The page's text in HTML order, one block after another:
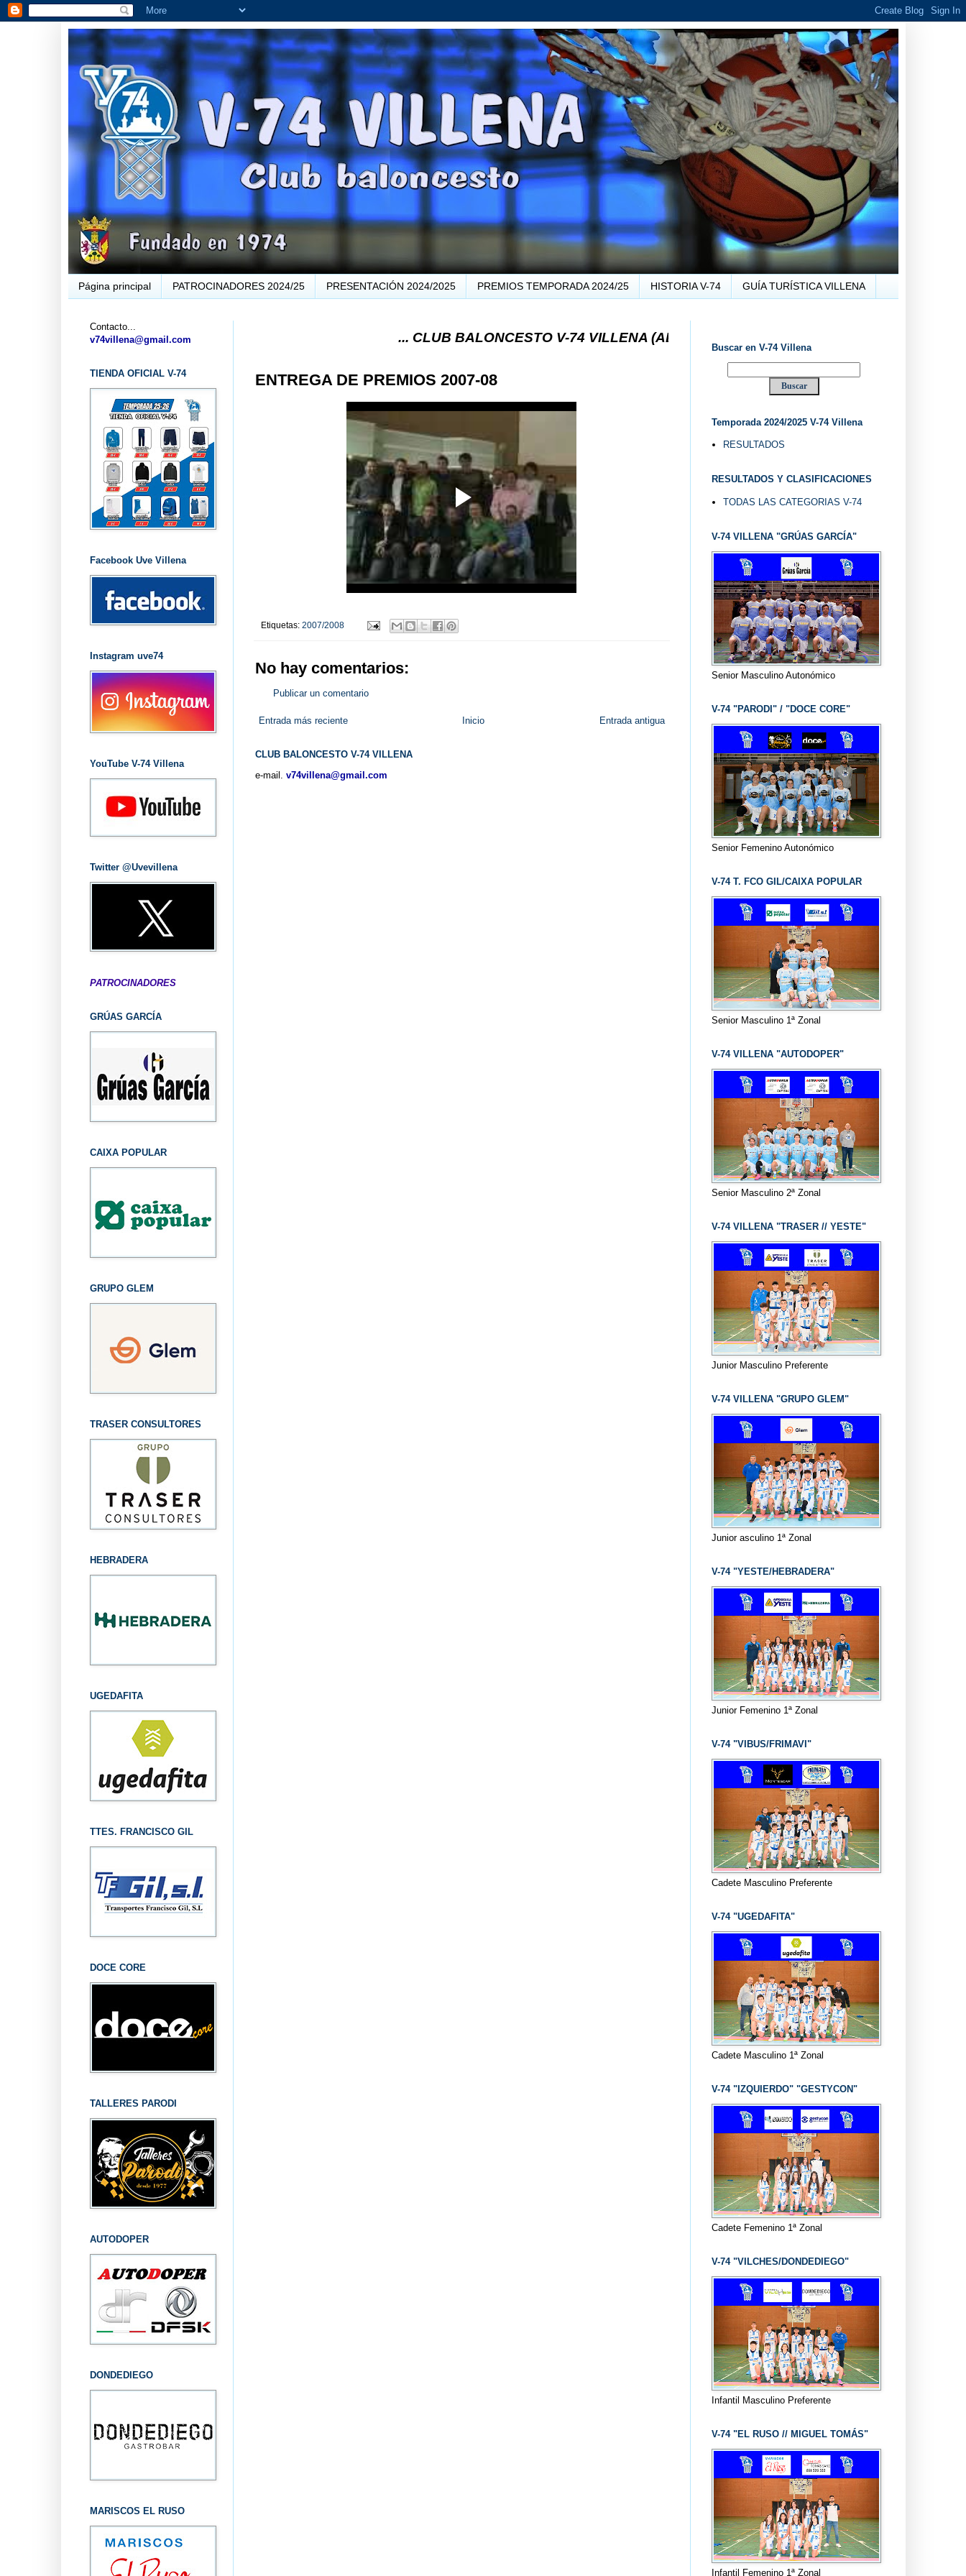
Página principal PATROCINADORES 2024/25 PRESENTACIÓN 2024/2025 PREMIOS TEMPORADA 2024/25 HISTORIA V-74 GUÍA TURÍSTICA VILLENA
... CLUB BALONCESTO V-74 VILLENA (ALICANTE) ... V-74 VILLENA DESDE 1.974 ... EL "UVE"
ENTREGA DE PREMIOS 2007-08
Etiquetas: 2007/2008
No hay comentarios:
Publicar un comentario
Entrada más reciente Entrada antigua
Inicio
CLUB BALONCESTO V-74 VILLENA
e-mail. v74villena@gmail.com
Contacto...
v74villena@gmail.com
TIENDA OFICIAL V-74
Facebook Uve Villena
Instagram uve74
YouTube V-74 Villena
Twitter @Uvevillena
PATROCINADORES
GRÚAS GARCÍA
CAIXA POPULAR
GRUPO GLEM
TRASER CONSULTORES
HEBRADERA
UGEDAFITA
TTES. FRANCISCO GIL
DOCE CORE
TALLERES PARODI
AUTODOPER
DONDEDIEGO
MARISCOS EL RUSO
Buscar en V-74 Villena
Temporada 2024/2025 V-74 Villena
RESULTADOS
RESULTADOS Y CLASIFICACIONES
TODAS LAS CATEGORIAS V-74
V-74 VILLENA "GRÚAS GARCÍA"
Senior Masculino Autonómico
V-74 "PARODI" / "DOCE CORE"
Senior Femenino Autonómico
V-74 T. FCO GIL/CAIXA POPULAR
Senior Masculino 1ª Zonal
V-74 VILLENA "AUTODOPER"
Senior Masculino 2ª Zonal
V-74 VILLENA "TRASER // YESTE"
Junior Masculino Preferente
V-74 VILLENA "GRUPO GLEM"
Junior asculino 1ª Zonal
V-74 "YESTE/HEBRADERA"
Junior Femenino 1ª Zonal
V-74 "VIBUS/FRIMAVI"
Cadete Masculino Preferente
V-74 "UGEDAFITA"
Cadete Masculino 1ª Zonal
V-74 "IZQUIERDO" "GESTYCON"
Cadete Femenino 1ª Zonal
V-74 "VILCHES/DONDEDIEGO"
Infantil Masculino Preferente
V-74 "EL RUSO // MIGUEL TOMÁS"
Infantil Femenino 1ª Zonal